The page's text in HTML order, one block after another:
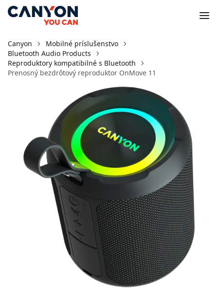
Canyon
Mobilné príslušenstvo
Bluetooth Audio Products
Reproduktory kompatibilné s Bluetooth
Prenosný bezdrôtový reproduktor OnMove 11